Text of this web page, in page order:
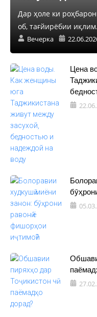
Дар ҳоле ки
об, тағйирёбии
Вечерка
Цена